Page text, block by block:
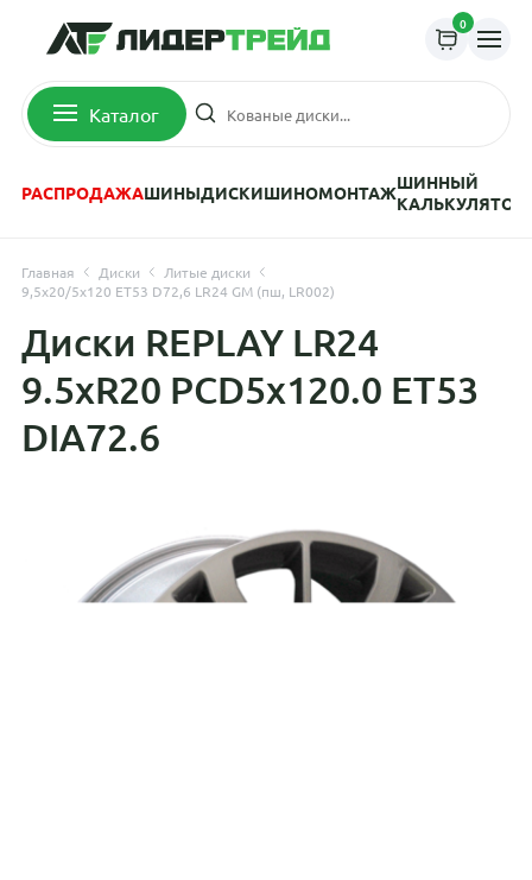
0
Каталог
РАСПРОДАЖАШИНЫДИСКИШИНОМОНТАЖШИННЫЙ
КАЛЬКУЛЯТОР
Главная Диски
Литые диски
9,5x20/5x120 ET53 D72,6 LR24 GM (пш, LR002)
Диски REPLAY LR24
9.5xR20 PCD5x120.0 ET53
DIA72.6